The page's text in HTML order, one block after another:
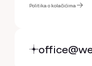
Politika privatnosti
Politika o kolačićima